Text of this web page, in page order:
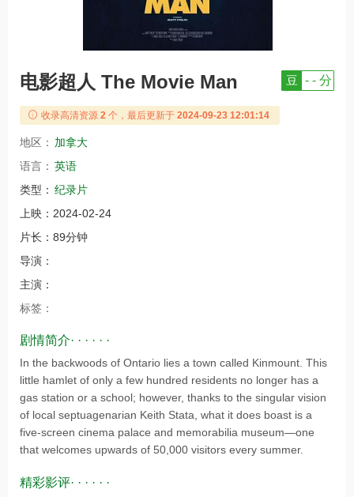
电影超人 The Movie Man 豆 - - 分
收录高清资源 2 个，最后更新于 2024-09-23 12:01:14
地区： 加拿大
语言： 英语
类型： 纪录片
上映： 2024-02-24
片长： 89分钟
导演：
主演：
标签：
剧情简介· · · · · ·
In the backwoods of Ontario lies a town called Kinmount. This
little hamlet of only a few hundred residents no longer has a
gas station or a school; however, thanks to the singular vision
of local septuagenarian Keith Stata, what it does boast is a
five-screen cinema palace and memorabilia museum—one
that welcomes upwards of 50,000 visitors every summer.
精彩影评· · · · · ·